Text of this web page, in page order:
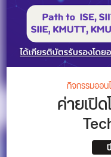
กิจกรรมออน
ค่ายเปิ